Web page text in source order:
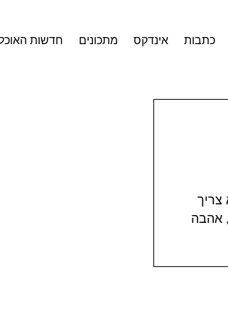
כתבות אינדקס מתכונים חדשות
צריך
אהבה